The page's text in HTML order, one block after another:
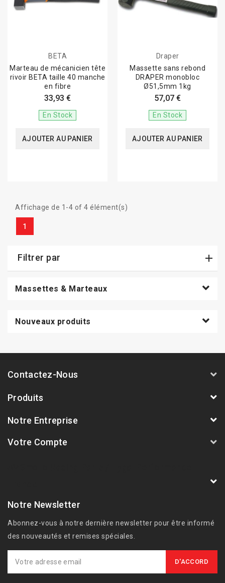
BETA
Marteau de mécanicien tête
rivoir BETA taille 40 manche
en fibre
33,93 €
En Stock
AJOUTER AU PANIER
Draper
Massette sans rebond
DRAPER monobloc
Ø51,5mm 1kg
57,07 €
En Stock
AJOUTER AU PANIER
Affichage de 1-4 of 4 élément(s)
1
Filtrer par
Massettes & Marteaux
Nouveaux produits
Contactez-Nous
Produits
Notre Entreprise
Votre Compte
Notre Newsletter
Abonnez-vous à notre dernière newsletter pour être informé
des nouveautés et remises spéciales.